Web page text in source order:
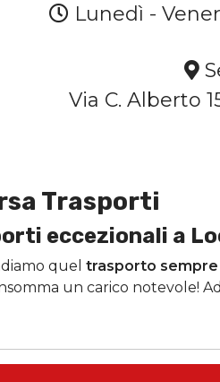
Lunedì -
Via C. Alberto
Trasporti
eccezionali a
quel trasporto sempre
un carico notevole!